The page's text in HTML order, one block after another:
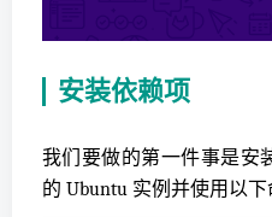
安装依赖项
我们要做的第一件事是安
的 Ubuntu 实例并使用以下